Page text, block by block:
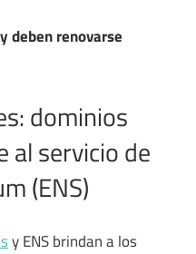
deben renovarse
dominios
al servicio de
(ENS)
y ENS brindan a los